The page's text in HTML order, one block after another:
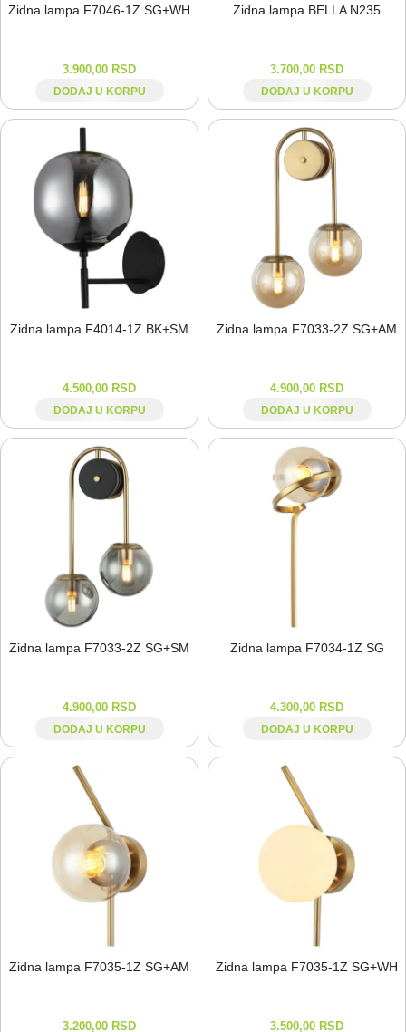
Zidna lampa F7046-⁠1Z SG+WH
3.900,00 RSD
DODAJ U KORPU
Zidna lampa BELLA N235
3.700,00 RSD
DODAJ U KORPU
Zidna lampa F4014-⁠1Z BK+SM
4.500,00 RSD
DODAJ U KORPU
Zidna lampa F7033-⁠2Z SG+AM
4.900,00 RSD
DODAJ U KORPU
Zidna lampa F7033-⁠2Z SG+SM
4.900,00 RSD
DODAJ U KORPU
Zidna lampa F7034-⁠1Z SG
4.300,00 RSD
DODAJ U KORPU
Zidna lampa F7035-⁠1Z SG+AM
3.200,00 RSD
Zidna lampa F7035-⁠1Z SG+WH
3.500,00 RSD